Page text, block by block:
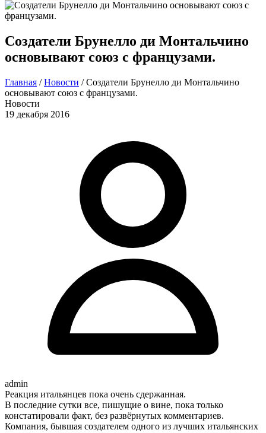
Создатели Брунелло ди Монтальчино
основывают союз с французами.
Главная / Новости / Создатели Брунелло ди Монтальчино
основывают союз с французами.
Новости
19 декабря 2016
admin
Реакция итальянцев пока очень сдержанная.
В последние сутки все, пишущие о вине, пока только
констатировали факт, без развёрнутых комментариев.
Компания, бывшая создателем одного из лучших итальянских